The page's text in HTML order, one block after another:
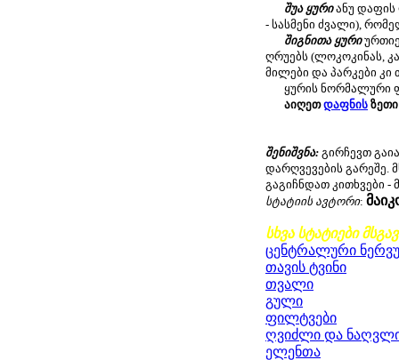
შუა ყურიანუ დაფის
- სასმენი ძვალი),
შიგნითა ყური
ღრუებს (ლოკოკინას,
მილები და პარკები
ყურის ნორმალური
აიღეთდაფნის
შენიშვნა: გირჩევთ
დარღვევების გარეშე.
გაგიჩნდათ კითხვები -
სტატიის ავტორი:
სხვა სტატიები
ცენტრალური
თავის ტვინი
თვალი
გული
ფილტვები
ღვიძლი და
ელენთა